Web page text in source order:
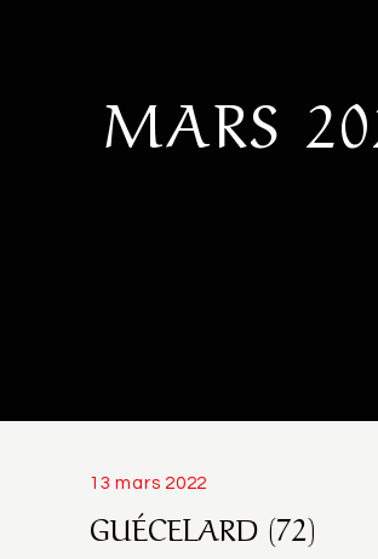
MARS
13 mars 2022
GUÉCELARD (72)